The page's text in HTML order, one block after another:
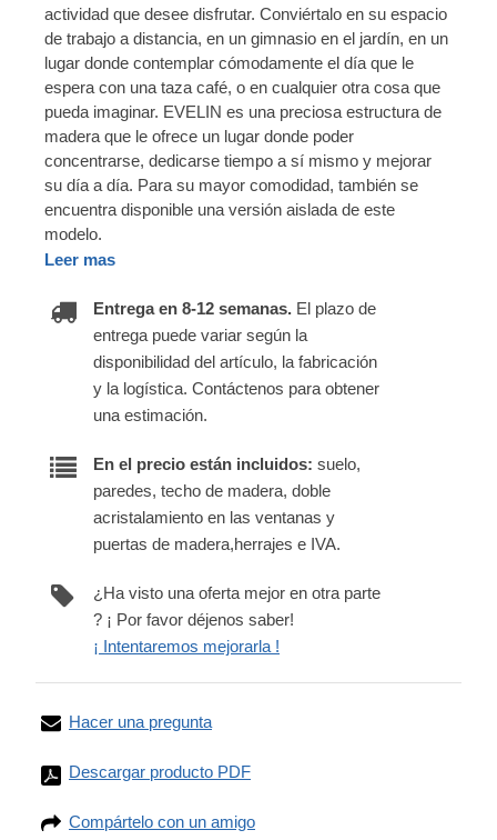
actividad que desee disfrutar. Conviértalo en su espacio
de trabajo a distancia, en un gimnasio en el jardín, en un
lugar donde contemplar cómodamente el día que le
espera con una taza café, o en cualquier otra cosa que
pueda imaginar. EVELIN es una preciosa estructura de
madera que le ofrece un lugar donde poder
concentrarse, dedicarse tiempo a sí mismo y mejorar
su día a día. Para su mayor comodidad, también se
encuentra disponible una versión aislada de este
modelo.
Leer mas
Entrega en 8-12 semanas. El plazo de
entrega puede variar según la
disponibilidad del artículo, la fabricación
y la logística. Contáctenos para obtener
una estimación.
En el precio están incluidos: suelo,
paredes, techo de madera, doble
acristalamiento en las ventanas y
puertas de madera,herrajes e IVA.
¿Ha visto una oferta mejor en otra parte
? ¡ Por favor déjenos saber!
¡ Intentaremos mejorarla !
Hacer una pregunta
Descargar producto PDF
Compártelo con un amigo